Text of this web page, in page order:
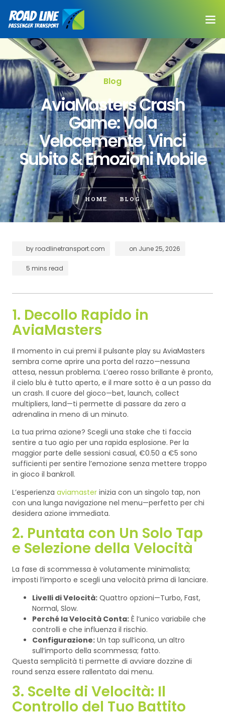
Blog
AviaMasters Crash
Game: Vola
Velocemente, Vinci
Subito & Emozioni Mobile
HOME BLOG
byroadlinetransport.com on June 25, 2026
5 mins read
1. Decollo Rapido in
AviaMasters
Il momento in cui premi il pulsante play su AviaMasters
sembra come aprire una porta del razzo—nessuna
attesa, nessun problema. L’aereo rosso brillante è pronto,
il cielo blu è tutto aperto, e il mare sotto è a un passo da
un crash. Il cuore del gioco—bet, launch, collect
multipliers, land—ti permette di passare da zero a
adrenalina in meno di un minuto.
La tua prima azione? Scegli una stake che ti faccia
sentire a tuo agio per una rapida esplosione. Per la
maggior parte delle sessioni casual, €0.50 a €5 sono
sufficienti per sentire l’emozione senza mettere troppo
in gioco il bankroll.
L’esperienza aviamaster inizia con un singolo tap, non
con una lunga navigazione nel menu—perfetto per chi
desidera azione immediata.
2. Puntata con Un Solo Tap
e Selezione della Velocità
La fase di scommessa è volutamente minimalista;
imposti l’importo e scegli una velocità prima di lanciare.
Livelli di Velocità: Quattro opzioni—Turbo, Fast,
Normal, Slow.
Perché la Velocità Conta: È l’unico variabile che
controlli e che influenza il rischio.
Configurazione: Un tap sull’icona, un altro
sull’importo della scommessa; fatto.
Questa semplicità ti permette di avviare dozzine di
round senza essere rallentato dai menu.
3. Scelte di Velocità: Il
Controllo del Tuo Battito